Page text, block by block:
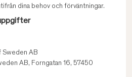
dina behov och förväntningar.
Sweden AB
AB, Forngatan 16, 57450